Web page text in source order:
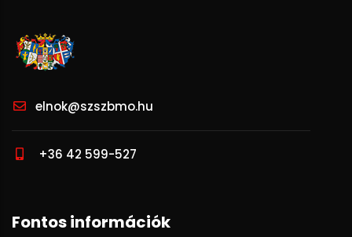
elnok@szszbmo.hu
+36 42 599-527
Fontos információk